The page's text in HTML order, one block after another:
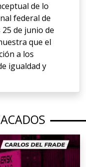
de lo
federal de
de junio de
que el
a los
igualdad y